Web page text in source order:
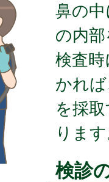
鼻の
の内
検査
かれ
を採
りま
検診